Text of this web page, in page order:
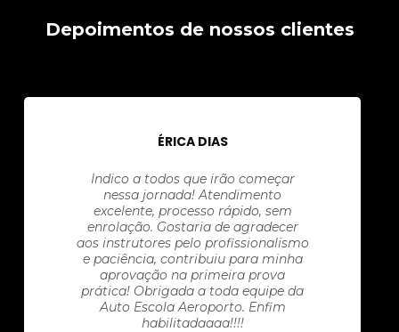
Depoimentos de nossos clientes
ÉRICA DIAS
Indico a todos que irão começar
nessa jornada! Atendimento
excelente, processo rápido, sem
enrolação. Gostaria de agradecer
aos instrutores pelo profissionalismo
e paciência, contribuiu para minha
aprovação na primeira prova
prática! Obrigada a toda equipe da
Auto Escola Aeroporto. Enfim
habilitadaaaa!!!!